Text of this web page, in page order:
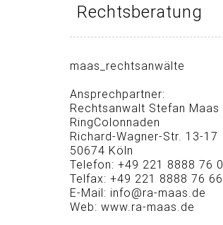
Rechtsberatung
maas_rechtsanwälte
Ansprechpartner:
Rechtsanwalt Stefan Maas
RingColonnaden
Richard-Wagner-Str. 13-17
50674 Köln
Telefon: +49 221 8888 76 0
Telfax: +49 221 8888 76 66
E-Mail: info@ra-maas.de
Web: www.ra-maas.de